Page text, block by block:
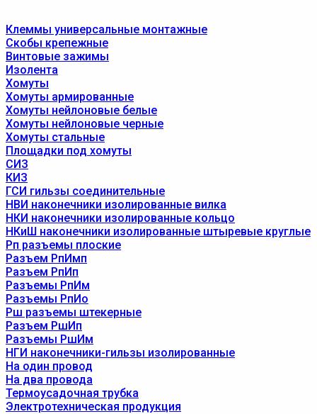
Клеммы универсальные монтажные
Скобы крепежные
Винтовые зажимы
Изолента
Хомуты
Хомуты армированные
Хомуты нейлоновые белые
Хомуты нейлоновые черные
Хомуты стальные
Площадки под хомуты
СИЗ
КИЗ
ГСИ гильзы соединительные
НВИ наконечники изолированные вилка
НКИ наконечники изолированные кольцо
НКиШ наконечники изолированные штыревые круглые
Рп разъемы плоские
Разъем РпИмп
Разъем РпИп
Разъемы РпИм
Разъемы РпИо
Рш разъемы штекерные
Разъем РшИп
Разъемы РшИм
НГИ наконечники-гильзы изолированные
На один провод
На два провода
Термоусадочная трубка
Электротехническая продукция